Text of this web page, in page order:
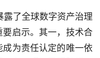
露了全球数字资产治理
启示。其一，技术合
为责任认定的唯一依